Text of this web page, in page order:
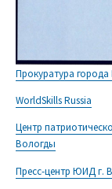
Прокуратура
WorldSkills Russia
Центр
Вологды
Пресс-центр ЮИД г.